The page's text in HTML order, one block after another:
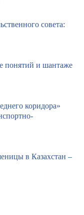
совета:
и шантаже
коридора»
в Казахстан –